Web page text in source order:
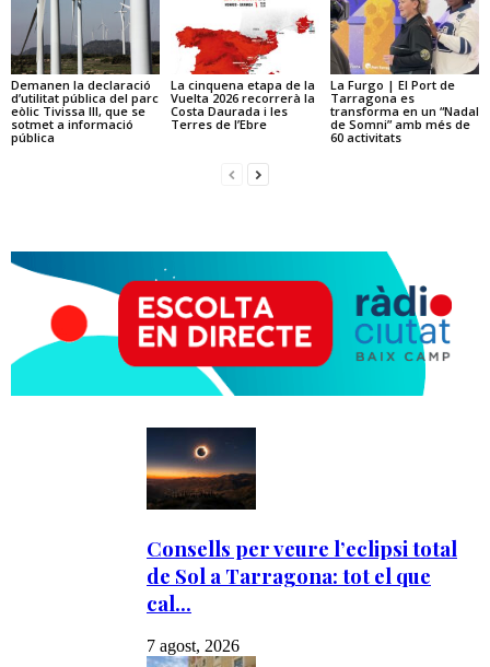
Demanen la declaració
d’utilitat pública del parc
eòlic Tivissa III, que se
sotmet a informació
pública
La cinquena etapa de la
Vuelta 2026 recorrerà la
Costa Daurada i les
Terres de l’Ebre
La Furgo | El Port de
Tarragona es
transforma en un “Nadal
de Somni” amb més de
60 activitats